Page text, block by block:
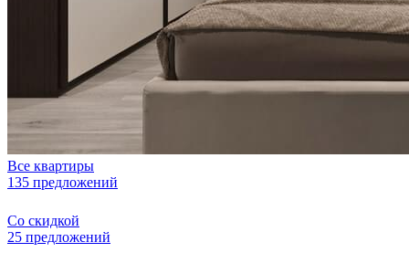
Все квартиры
135 предложений
Со скидкой
25 предложений